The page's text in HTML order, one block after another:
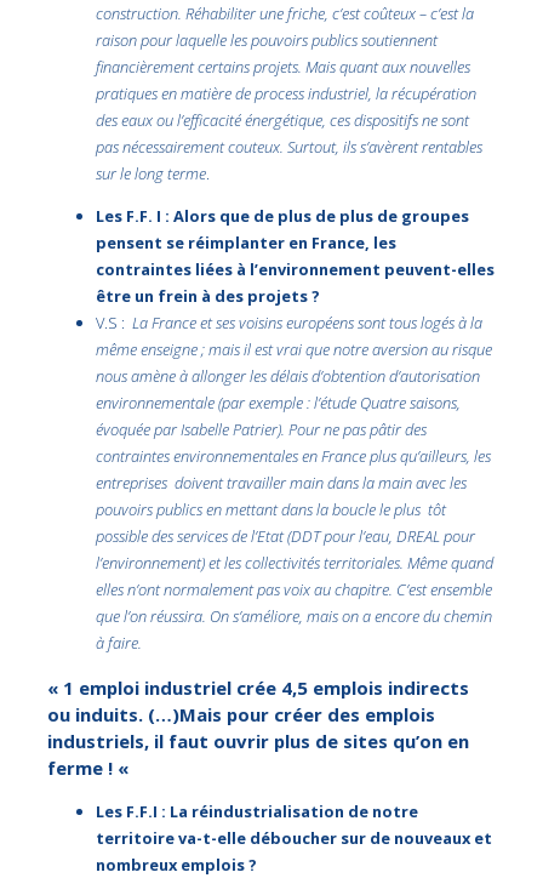
construction. Réhabiliter une friche, c’est coûteux – c’est la
raison pour laquelle les pouvoirs publics soutiennent
financièrement certains projets. Mais quant aux nouvelles
pratiques en matière de process industriel, la récupération
des eaux ou l’efficacité énergétique, ces dispositifs ne sont
pas nécessairement couteux. Surtout, ils s’avèrent rentables
sur le long terme.
Les F.F. I : Alors que de plus de plus de groupes
pensent se réimplanter en France, les
contraintes liées à l’environnement peuvent-elles
être un frein à des projets ?
V.S : La France et ses voisins européens sont tous logés à la
même enseigne ; mais il est vrai que notre aversion au risque
nous amène à allonger les délais d’obtention d’autorisation
environnementale (par exemple : l’étude Quatre saisons,
évoquée par Isabelle Patrier). Pour ne pas pâtir des
contraintes environnementales en France plus qu’ailleurs, les
entreprises doivent travailler main dans la main avec les
pouvoirs publics en mettant dans la boucle le plus tôt
possible des services de l’Etat (DDT pour l’eau, DREAL pour
l’environnement) et les collectivités territoriales. Même quand
elles n’ont normalement pas voix au chapitre. C’est ensemble
que l’on réussira. On s’améliore, mais on a encore du chemin
à faire.
« 1 emploi industriel crée 4,5 emplois indirects
ou induits. (…)Mais pour créer des emplois
industriels, il faut ouvrir plus de sites qu’on en
ferme ! «
Les F.F.I : La réindustrialisation de notre
territoire va-t-elle déboucher sur de nouveaux et
nombreux emplois ?